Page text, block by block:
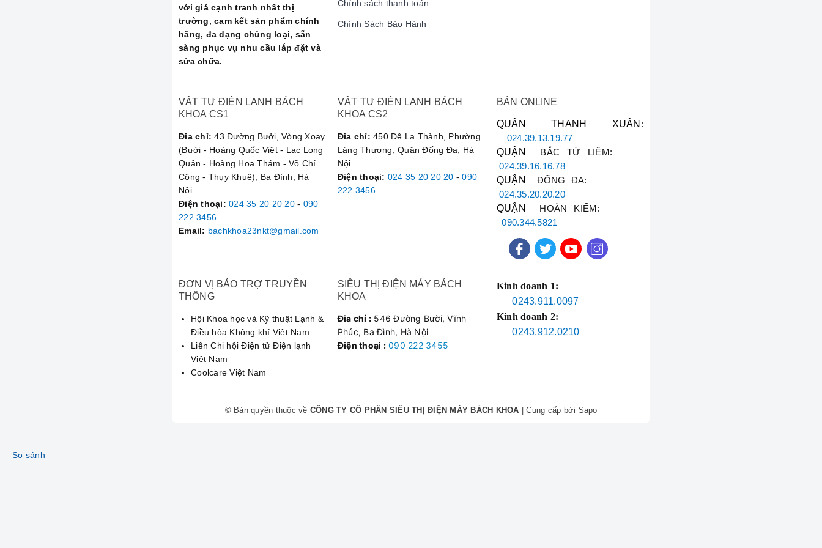
5 Hỏng bo mạch, block (máy nén)
Chúng tôi thực hiện quy trình chuẩn 5 bước, đảm bảo chất lượng dịch vụ tốt nhất:
, mô tả tình trạng máy.
Kiểm tra và báo giá: Kỹ thuật viên đến tận nơi kiểm tra, xác định nguyên nhân và báo giá chi tiết.
Thực hiện sửa chữa : Khắc phục sự cố sau khi khách hàng đồng ý với mức giá. Đảm bảo thao tác chuẩn kỹ
thuật, nhanh gọn.
Vận hành và nghiệm thu : Sau khi sửa, chạy thử để đảm bảo máy hoạt động ổn định. Khách hàng kiểm tra
và thanh toán.
Bảo hành dài lâu: Cung cấp phiếu bảo hành cho dịch vụ đã thực hiện.
Chúng tôi nhận **sửa máy hút ẩm Electrolux**, **sửa máy hút ẩm Panasonic**, **sửa máy hút ẩm Sharp**, FujiE,
Daikin và nhiều thương hiệu khác.
Đừng để máy hút ẩm hỏng hóc làm ảnh hưởng đến không gian sống của bạn. Hãy gọi cho đội ngũ kỹ thuật viên
☎️Hotline: 090.222.3456
Phục vụ tận nơi, mọi lúc tại Hà Nội!
với giá cạnh tranh nhất thị
trường, cam kết sản phẩm chính
hãng, đa dạng chủng loại, sẵn
sàng phục vụ nhu cầu lắp đặt và
sửa chữa.
Chính sách thanh toán
Chính Sách Bảo Hành
VẬT TƯ ĐIỆN LẠNH BÁCH
KHOA CS1
Đia chỉ: 43 Đường Bưởi, Vòng Xoay
(Bưởi - Hoàng Quốc Việt - Lạc Long
Quân - Hoàng Hoa Thám - Võ Chí
Công - Thụy Khuê), Ba Đình, Hà
Nội.
Điện thoại: 024 35 20 20 20- 090
222 3456
Email: bachkhoa23nkt@gmail.com
VẬT TƯ ĐIỆN LẠNH BÁCH
KHOA CS2
Đia chỉ: 450 Đê La Thành, Phường
Láng Thượng, Quận Đống Đa, Hà
Nội
Điện thoại: 024 35 20 20 20 -090
222 3456
BÁN ONLINE
QUẬN THANH XUÂN :
024.39.13.19.77
QUẬN
BẮC TỪ LIÊM:
024.39.16.16.78
QUẬN
ĐỐNG ĐA:
024.35.20.20.20
QUẬN
HOÀN KIẾM:
090.344.5821
ĐƠN VỊ BẢO TRỢ TRUYỀN
THÔNG
Hội Khoa học và Kỹ thuật Lạnh &
Điều hòa Không khí Việt Nam
Liên Chi hội Điện tử Điện lạnh
Việt Nam
Coolcare Việt Nam
SIÊU THỊ ĐIỆN MÁY BÁCH
KHOA
Đia chỉ : 546 Đường Bười, Vĩnh
Phúc, Ba Đình, Hà Nội
Điện thoại : 090 222 3455
Kinh doanh 1:
0243.911.0097
Kinh doanh 2:
0243.912.0210
© Bản quyền thuộc về CÔNG TY CỔ PHẦN SIÊU THỊ ĐIỆN MÁY BÁCH KHOA Cung cấp bởi Sapo
So sánh